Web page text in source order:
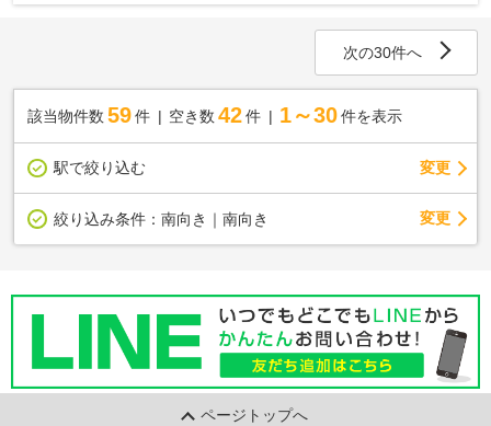
次の30件へ
該当物件数 59件 空き数 42 件 1～30 件を表示
駅で絞り込む 変更
絞り込み条件： 南向き｜南向き 変更
ページトップへ